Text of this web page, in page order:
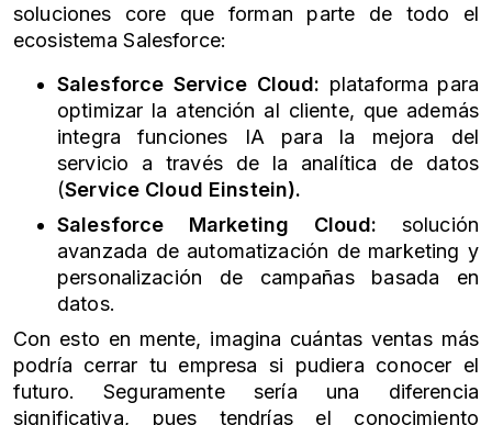
soluciones core que forman parte de todo el
ecosistema Salesforce:
Salesforce Service Cloud: plataforma para
optimizar la atención al cliente, que además
integra funciones IA para la mejora del
servicio a través de la analítica de datos
(Service Cloud Einstein).
Salesforce Marketing Cloud: solución
avanzada de automatización de marketing y
personalización de campañas basada en
datos.
Con esto en mente, imagina cuántas ventas más
podría cerrar tu empresa si pudiera conocer el
futuro. Seguramente sería una diferencia
significativa, pues tendrías el conocimiento